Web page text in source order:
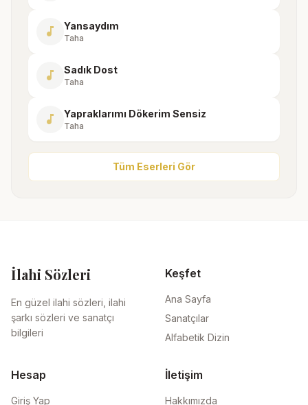
music_note Yansaydım
Taha
music_note Sadık Dost
Taha
music_note Yapraklarımı Dökerim Sensiz
Taha
Tüm Eserleri Gör
İlahi Sözleri
En güzel ilahi sözleri, ilahi
şarkı sözleri ve sanatçı
bilgileri
Keşfet
Ana Sayfa
Sanatçılar
Alfabetik Dizin
Hesap
Giriş Yap
İletişim
Hakkımızda